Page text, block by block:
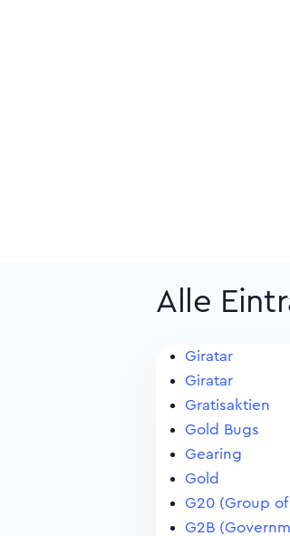
Alle
Giratar
Giratar
Gratisaktien
Gold Bugs
Gearing
Gold
G20 (Group of
G2B